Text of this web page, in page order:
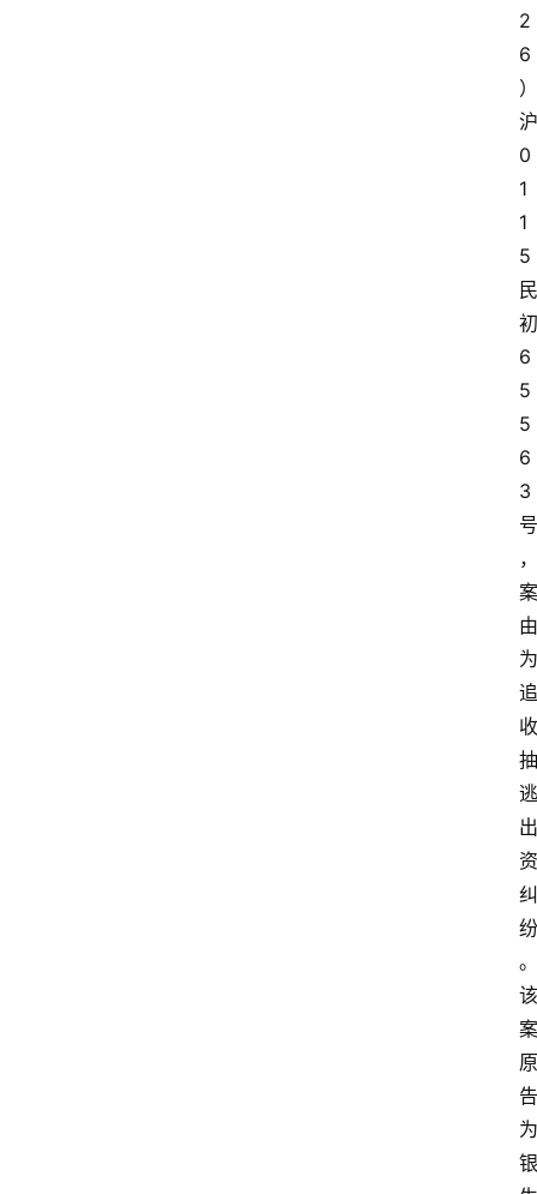
2
6
）
沪
0
1
1
5
民
初
6
5
5
6
3
号
，
案
由
为
追
收
抽
逃
出
资
纠
纷
。
该
案
原
告
为
银